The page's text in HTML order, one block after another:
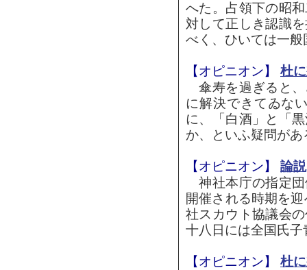
へた。占領下の昭
対して正しき認識
べく、ひいては一
【オピニオン】 杜
傘寿を過ぎると、
に解決できてゐな
に、「白酒」と「
か、といふ疑問が
【オピニオン】 論説
神社本庁の指定団
開催される時期を
社スカウト協議会
十八日には全国氏
【オピニオン】 杜